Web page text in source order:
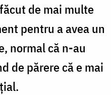
de mai multe
pentru a avea un
normal că n-au
de părere că e mai